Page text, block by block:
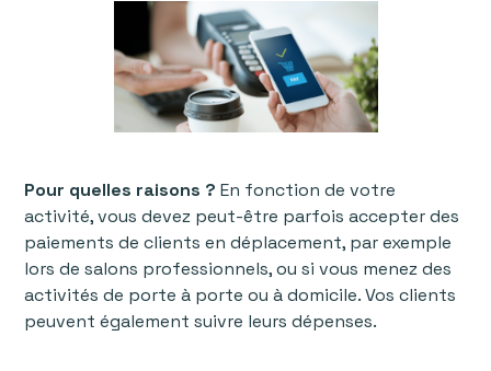
Pour quelles raisons ? En fonction de votre
activité, vous devez peut-être parfois accepter des
paiements de clients en déplacement, par exemple
lors de salons professionnels, ou si vous menez des
activités de porte à porte ou à domicile. Vos clients
peuvent également suivre leurs dépenses.